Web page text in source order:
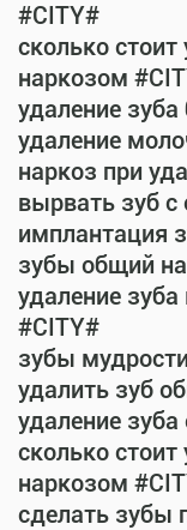
#CITY#
сколько
наркозом
удаление
удаление
наркоз при
вырвать зуб
имплантация
зубы общий
удаление
#CITY#
зубы
удалить зуб
удаление
сколько
наркозом
сделать зубы